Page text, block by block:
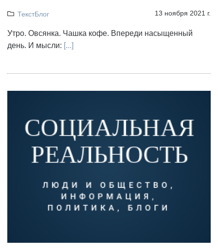
ТекстБлог 13 ноября 2021 г.
Утро. Овсянка. Чашка кофе. Впереди насыщенный
день. И мысли: [...]